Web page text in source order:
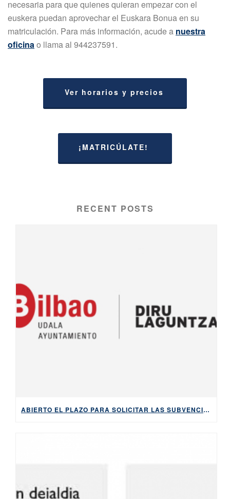
necesaria para que quienes quieran empezar con el
euskera puedan aprovechar el Euskara Bonua en su
matriculación. Para más información, acude a nuestra
oficina o llama al 944237591.
Ver horarios y precios
¡MATRICÚLATE!
RECENT POSTS
ABIERTO EL PLAZO PARA SOLICITAR LAS SUBVENCIONES DEL AYUNTAMIENTO DE BILBAO PARA APRENDER EUSKARA, HASTA EL 5 DE MAYO DE 2026